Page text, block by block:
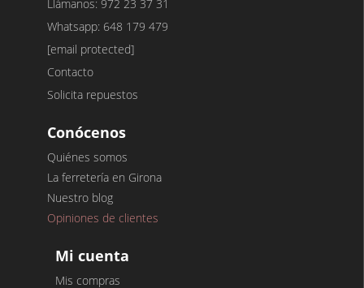
Llámanos: 972 23 37 31
Whatsapp: 648 179 479
[email protected]
Contacto
Solicita repuestos
Conócenos
Quiénes somos
La ferretería en Girona
Nuestro blog
Opiniones de clientes
Mi cuenta
Mis compras